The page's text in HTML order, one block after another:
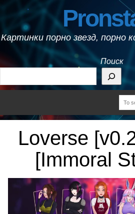
Картинки порно звезд, порно
Поиск
Loverse
[Immoral